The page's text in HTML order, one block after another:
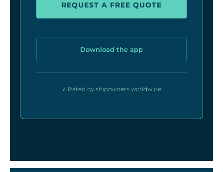
REQUEST A FREE QUOTE
Download the app
⭐ Rated by shipowners worldwide